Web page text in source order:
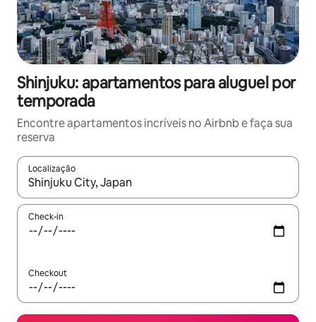
Shinjuku: apartamentos para aluguel por
temporada
Encontre apartamentos incríveis no Airbnb e faça sua
reserva
Localização
Quando os resultados estiverem disponíveis, explore-os
Check-in
Checkout